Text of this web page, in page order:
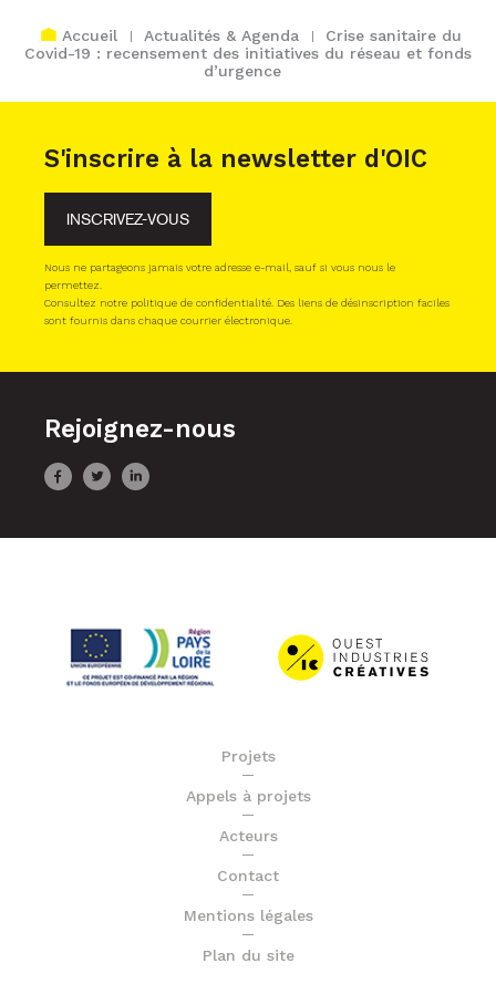
Accueil Actualités & Agenda
Crise sanitaire du
Covid-19 : recensement des initiatives du réseau et fonds
d’urgence
S'inscrire à la newsletter d'OIC
INSCRIVEZ-VOUS
Nous ne partageons jamais votre adresse e-mail, sauf si vous nous le
permettez.
Consultez notre politique de confidentialité. Des liens de désinscription faciles
sont fournis dans chaque courrier électronique.
Rejoignez-nous
Projets
Appels à projets
Acteurs
Contact
Mentions légales
Plan du site